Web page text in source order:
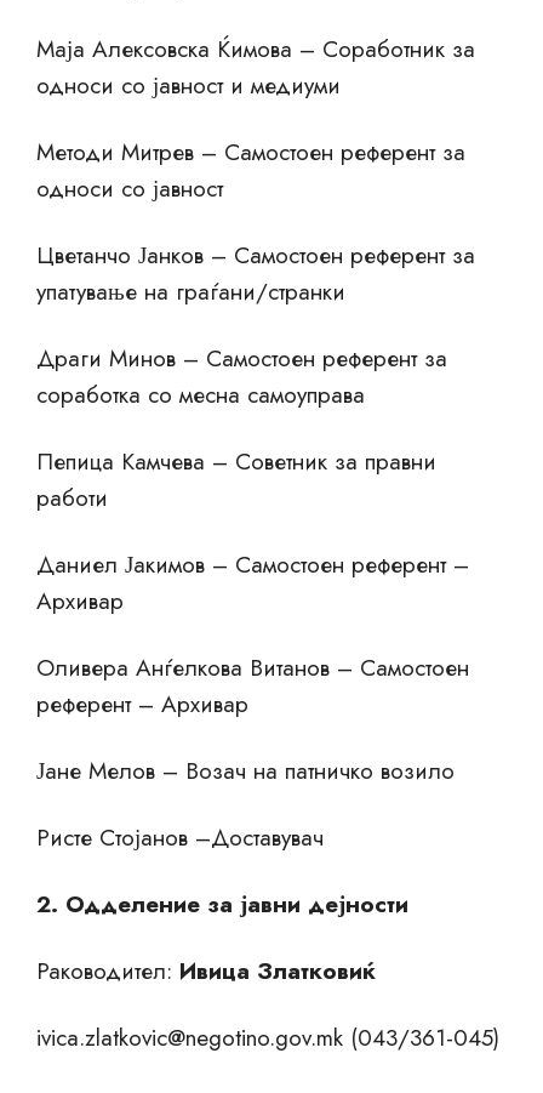
Маја Алексовска Ќимова – Соработник за
односи со јавност и медиуми
Методи Митрев – Самостоен референт за
односи со јавност
Цветанчо Јанков – Самостоен референт за
упатување на граѓани/странки
Драги Минов – Самостоен референт за
соработка со месна самоуправа
Пепица Камчева – Советник за правни
работи
Даниел Јакимов – Самостоен референт –
Архивар
Оливера Анѓелкова Витанов – Самостоен
референт – Архивар
Јане Мелов – Возач на патничко возило
Ристе Стојанов –Доставувач
2. Одделение за јавни дејности
Раководител: Ивица Златковиќ
ivica.zlatkovic@negotino.gov.mk (043/361-045)